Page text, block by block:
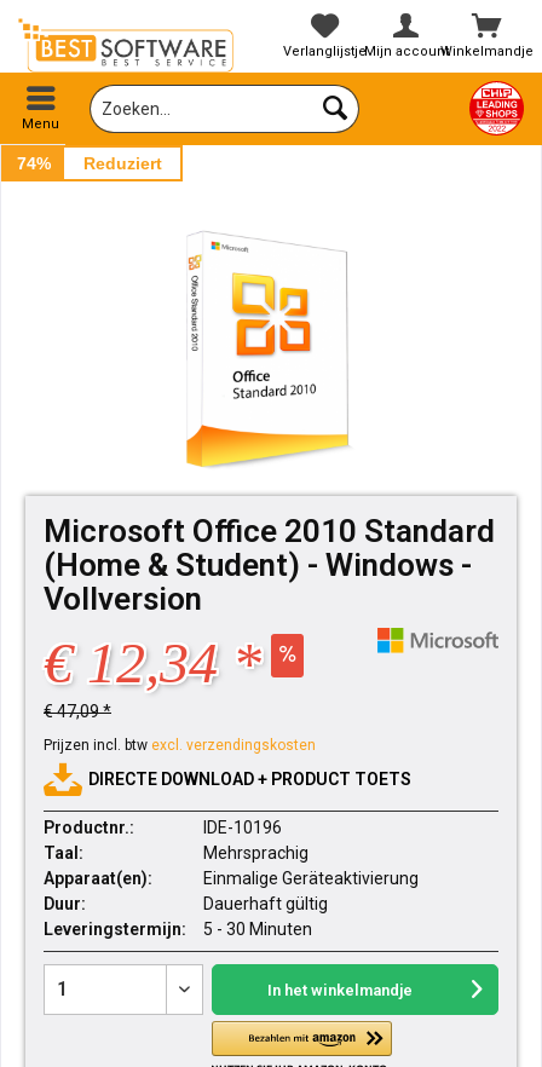
Winkelmandje
VerlanglijstjeMijn account
Menu
74% Reduziert
Microsoft Office 2010 Standard
(Home & Student) - Windows -
Vollversion
€ 12,34 *
€ 47,09 *
Prijzen incl. btw excl. verzendingskosten
DIRECTE DOWNLOAD + PRODUCT TOETS
Productnr.:
IDE-10196
Taal:
Mehrsprachig
Apparaat(en):
Einmalige Geräteaktivierung
Duur:
Dauerhaft gültig
Leveringstermijn:
5 - 30 Minuten
In het winkelmandje